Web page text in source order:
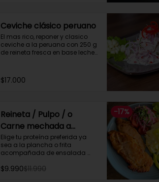
Ceviche clásico peruano
El mas rico, reponer y clasico
ceviche a la peruana con 250 g
de reineta fresca en base leche
$17.000
-17%
Reineta / Pulpo / o
Carne mechada a
elección con ensalada
surtida y arroz
Elige tu proteína preferida ya
sea a la plancha o frita
acompañada de ensalada
_ Pulpo parrilla  ( 200 gramos )
$9.990$11.990